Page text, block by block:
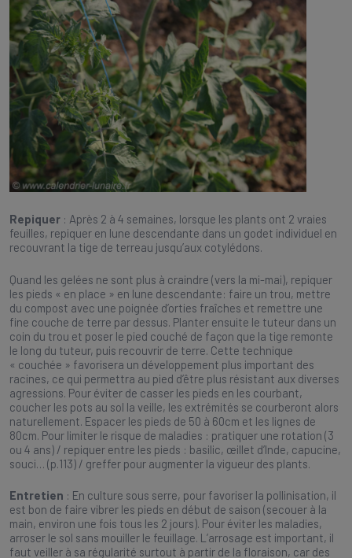
Repiquer : Après 2 à 4 semaines, lorsque les plants ont 2 vraies
feuilles, repiquer en lune descendante dans un godet individuel en
recouvrant la tige de terreau jusqu’aux cotylédons.
Quand les gelées ne sont plus à craindre (vers la mi-mai), repiquer
les pieds « en place » en lune descendante: faire un trou, mettre
du compost avec une poignée d’orties fraîches et remettre une
fine couche de terre par dessus. Planter ensuite le tuteur dans un
coin du trou et poser le pied couché de façon que la tige remonte
le long du tuteur, puis recouvrir de terre. Cette technique
« couchée » favorisera un développement plus important des
racines, ce qui permettra au pied d’être plus résistant aux diverses
agressions. Pour éviter de casser les pieds en les courbant,
coucher les pots au sol la veille, les extrémités se courberont alors
naturellement. Espacer les pieds de 50 à 60cm et les lignes de
80cm. Pour limiter le risque de maladies : pratiquer une rotation (3
ou 4 ans) / repiquer entre les pieds : basilic, œillet d’Inde, capucine,
souci… (p.113) / greffer pour augmenter la vigueur des plants.
Entretien : En culture sous serre, pour favoriser la pollinisation, il
est bon de faire vibrer les pieds en début de saison (secouer à la
main, environ une fois tous les 2 jours). Pour éviter les maladies,
arroser le sol sans mouiller le feuillage. L’arrosage est important, il
faut veiller à sa régularité surtout à partir de la floraison, car des